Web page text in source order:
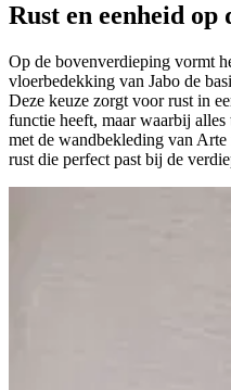
Rust en eenheid op
Op de bovenverdieping vormt
vloerbedekking van Jabo de
Deze keuze zorgt voor rust in
functie heeft, maar waarbij
met de wandbekleding van
rust die perfect past bij de